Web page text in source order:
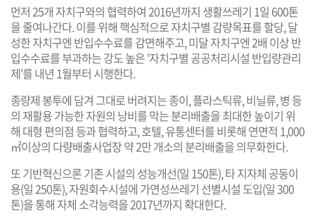
먼저 25개 자치구와의 협력하여 2016년까지 생활쓰레기 1일 600톤
을 줄여나간다. 이를 위해 핵심적으로 자치구별 감량목표를 할당, 달
성한 자치구엔 반입수수료를 감면해주고, 미달 자치구엔 2배 이상 반
입수수료를 부과하는 강도 높은 '자치구별 공공처리시설 반입량관리
제'를 내년 1월부터 시행한다.
종량제 봉투에 담겨 그대로 버려지는 종이, 플라스틱류, 비닐류, 병 등
의 재활용 가능한 자원의 낭비를 막는 분리배출을 최대한 높이기 위
해 대형 편의점 등과 협력하고, 호텔, 유통센터를 비롯해 연면적 1,000
㎡이상의 다량배출사업장 약 2만 개소의 분리배출을 의무화한다.
또 기반혁신으론 기존 시설의 성능개선(일 150톤), 타 지자체 공동이
용(일 250톤), 자원회수시설에 가연성쓰레기 선별시설 도입(일 300
톤)을 통해 자체 소각능력을 2017년까지 확대한다.